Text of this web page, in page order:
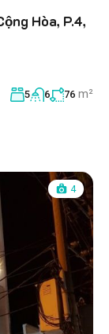
Hòa, P.4,
5 6 76 m²
4